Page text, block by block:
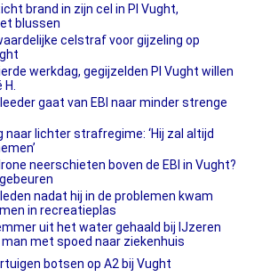
brand in zijn cel in PI Vught,
blussen
celstraf voor gijzeling op
werkdag, gegijzelden PI Vught willen
gaat van EBI naar minder strenge
naar lichter strafregime: ‘Hij zal altijd
neerschieten boven de EBI in Vught?
nadat hij in de problemen kwam
in recreatieplas
uit het water gehaald bij IJzeren
man met spoed naar ziekenhuis
botsen op A2 bij Vught